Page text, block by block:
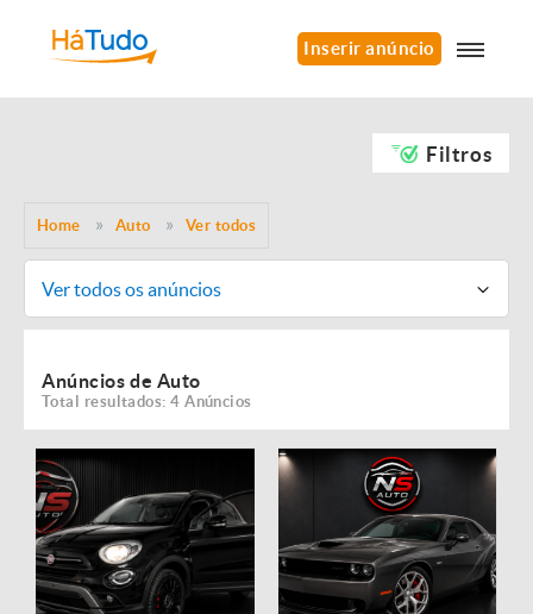
Inserir anúncio
Filtros
Home Auto Ver todos
Ver todos os anúncios
Anúncios de Auto
Total resultados: 4 Anúncios